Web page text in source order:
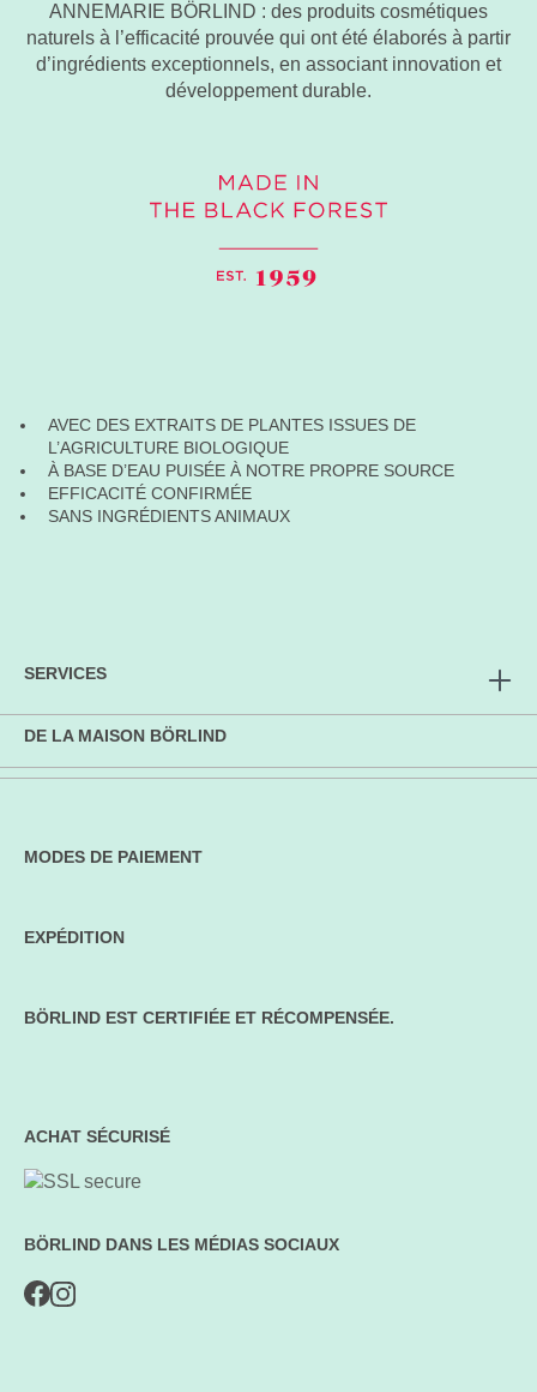
ANNEMARIE BÖRLIND : des produits cosmétiques
naturels à l’efficacité prouvée qui ont été élaborés à partir
d’ingrédients exceptionnels, en associant innovation et
développement durable.
AVEC DES EXTRAITS DE PLANTES ISSUES DE
L’AGRICULTURE BIOLOGIQUE
À BASE D’EAU PUISÉE À NOTRE PROPRE SOURCE
EFFICACITÉ CONFIRMÉE
SANS INGRÉDIENTS ANIMAUX
SERVICES
DE LA MAISON BÖRLIND
MODES DE PAIEMENT
EXPÉDITION
BÖRLIND EST CERTIFIÉE ET RÉCOMPENSÉE.
ACHAT SÉCURISÉ
BÖRLIND DANS LES MÉDIAS SOCIAUX